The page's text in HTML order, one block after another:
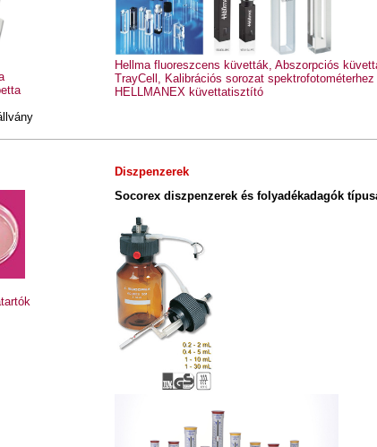
Hellma fluoreszcens küvetták, Abszorpciós
TrayCell, Kalibrációs sorozat spektrofotométerhez
HELLMANEX küvettatisztító
Diszpenzerek
Socorex diszpenzerek és folyadékadagók